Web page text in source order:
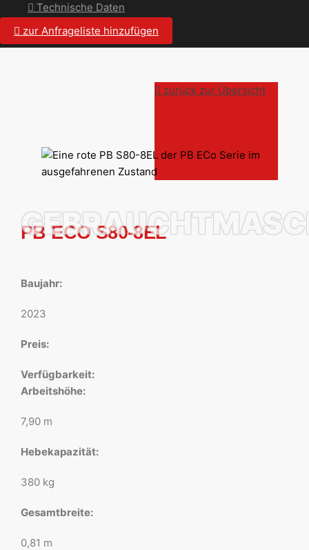
Technische Daten
zur Anfrageliste hinzufügen
zurück zur Übersicht
PB ECO S80-8EL
Baujahr:
2023
Preis:
Verfügbarkeit:
Arbeitshöhe:
7,90 m
Hebekapazität:
380 kg
Gesamtbreite:
0,81 m